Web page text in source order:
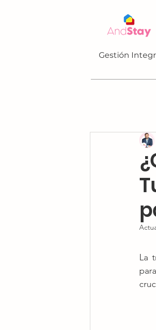
Gestión
La